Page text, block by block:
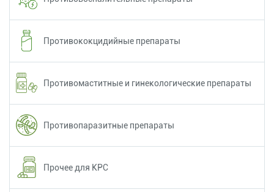
Противококцидийные препараты
Противомаститные и гинекологические препараты
Противопаразитные препараты
Прочее для КРС